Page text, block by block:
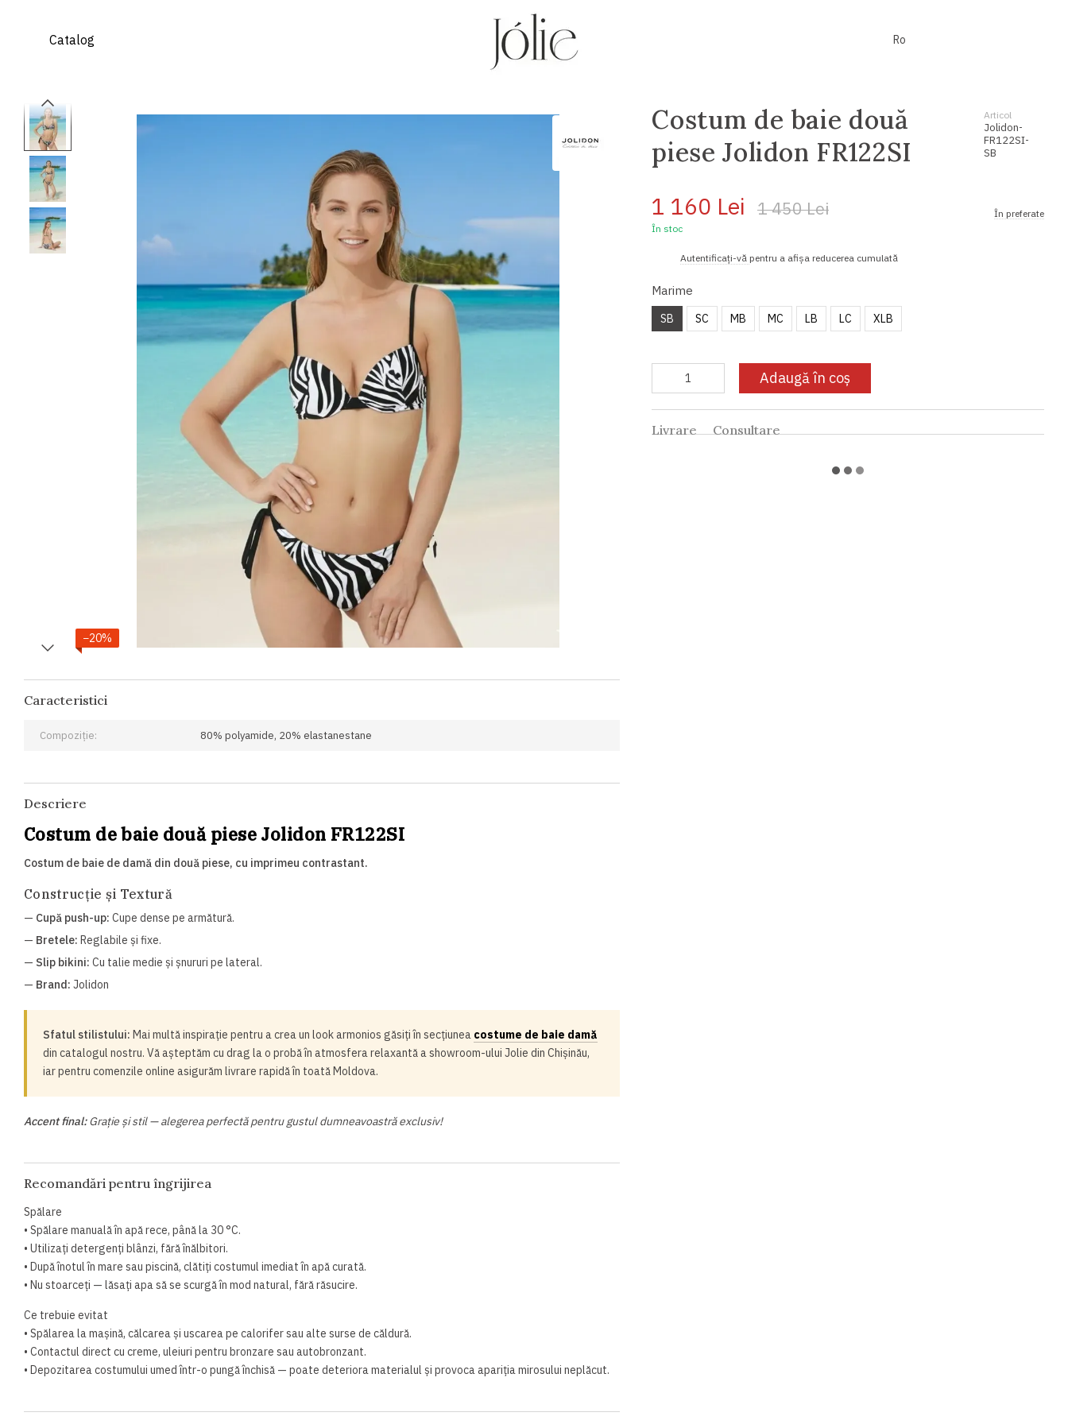
Catalog Ro
−20%
Caracteristici
Compoziție: 80% polyamide, 20% elastanestane
Descriere
Costum de baie două piese Jolidon FR122SI
Costum de baie de damă din două piese, cu imprimeu contrastant.
Construcție și Textură
— Cupă push-up: Cupe dense pe armătură.
— Bretele: Reglabile și fixe.
— Slip bikini: Cu talie medie și șnururi pe lateral.
— Brand: Jolidon
Sfatul stilistului: Mai multă inspirație pentru a crea un look armonios găsiți în secțiunea costume de baie damă
din catalogul nostru. Vă așteptăm cu drag la o probă în atmosfera relaxantă a showroom-ului Jolie din Chișinău,
iar pentru comenzile online asigurăm livrare rapidă în toată Moldova.
Accent final:Grație și stil — alegerea perfectă pentru gustul dumneavoastră exclusiv!
Recomandări pentru îngrijirea
Spălare
• Spălare manuală în apă rece, până la 30 °C.
• Utilizați detergenți blânzi, fără înălbitori.
• După înotul în mare sau piscină, clătiți costumul imediat în apă curată.
• Nu stoarceți — lăsați apa să se scurgă în mod natural, fără răsucire.
Ce trebuie evitat
• Spălarea la mașină, călcarea și uscarea pe calorifer sau alte surse de căldură.
• Contactul direct cu creme, uleiuri pentru bronzare sau autobronzant.
• Depozitarea costumului umed într-o pungă închisă — poate deteriora materialul și provoca apariția mirosului neplăcut.
Costum de baie două
piese Jolidon FR122SI
Articol
Jolidon-
FR122SI-
SB
1 160 Lei 1 450 Lei
În stoc
În preferate
Autentificați-vă pentru a afișa reducerea cumulată
Marime
SB SC MB MC LB LC XLB
Adaugă în coș
Livrare Consultare